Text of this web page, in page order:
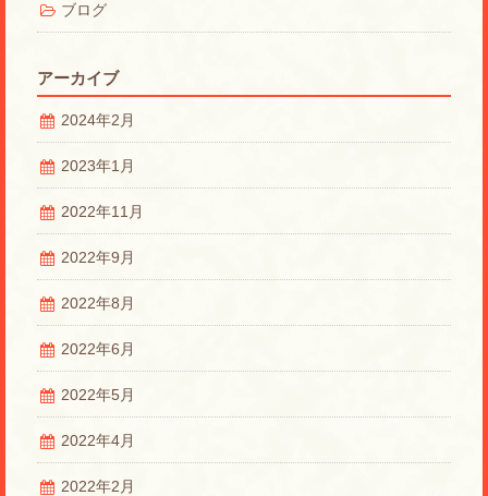
ブログ
アーカイブ
2024年2月
2023年1月
2022年11月
2022年9月
2022年8月
2022年6月
2022年5月
2022年4月
2022年2月